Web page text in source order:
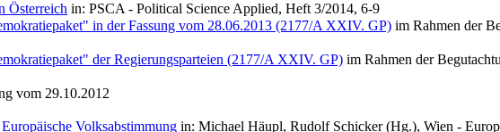
Österreich in: PSCA - Political Science Applied, Heft 3/2014, 6-9
in der Fassung vom 28.06.2013 (2177/A XXIV. GP) im Rahmen der
der Regierungsparteien (2177/A XXIV. GP) im Rahmen der
vom 29.10.2012
Volksabstimmung in: Michael Häupl, Rudolf Schicker (Hg.), Wien -